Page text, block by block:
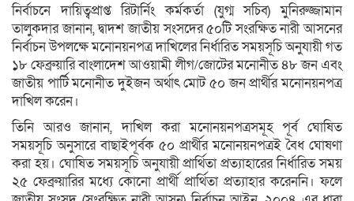
নির্বাচনে দায়িত্বপ্রাপ্ত রিটার্নিং কর্মকর্তা (যুগ্ম সচিব) মুনিরুজ্জামান
তালুকদার জানান, দ্বাদশ জাতীয় সংসদের ৫০টি সংরক্ষিত নারী আসনের
নির্বাচন উপলক্ষে মনোনয়নপত্র দাখিলের নির্ধারিত সময়সূচি অনুযায়ী গত
১৮ ফেব্রুয়ারি বাংলাদেশ আওয়ামী লীগ/জোটের মনোনীত ৪৮ জন এবং
জাতীয় পার্টি মনোনীত দুইজন অর্থাৎ মোট ৫০ জন প্রার্থীর মনোনয়নপত্র
দাখিল করেন।
তিনি আরও জানান, দাখিল করা মনোনয়নপত্রসমূহ পূর্ব ঘোষিত
সময়সূচি অনুসারে বাছাইপূর্বক ৫০ প্রার্থীর মনোনয়নপত্রই বৈধ ঘোষণা
করা হয়। ঘোষিত সময়সূচি অনুযায়ী প্রার্থিতা প্রত্যাহারের নির্ধারিত সময়
২৫ ফেব্রুয়ারির মধ্যে কোনো প্রার্থী প্রার্থিতা প্রত্যাহার করেননি। ফলে